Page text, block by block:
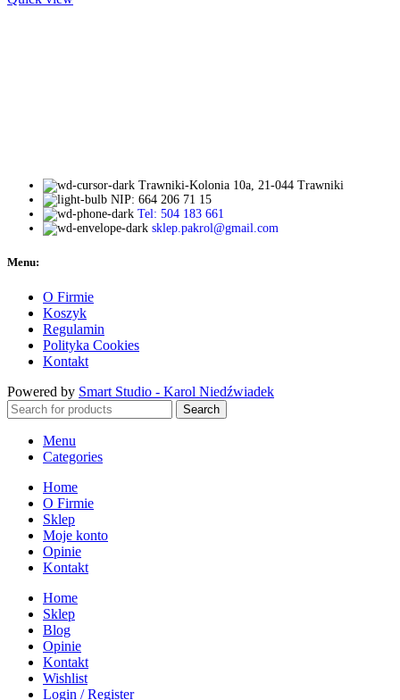
Trawniki-Kolonia 10a, 21-044 Trawniki
NIP: 664 206 71 15
Tel: 504 183 661
sklep.pakrol@gmail.com
Menu:
O Firmie
Koszyk
Regulamin
Polityka Cookies
Kontakt
Powered by Smart Studio - Karol Niedźwiadek
Search
Menu
Categories
Home
O Firmie
Sklep
Moje konto
Opinie
Kontakt
Home
Sklep
Blog
Opinie
Kontakt
Wishlist
Login / Register